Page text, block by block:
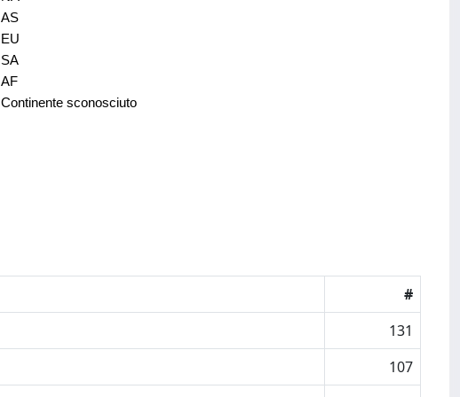
AS
EU
SA
AF
Continente sconosciuto
#
131
107